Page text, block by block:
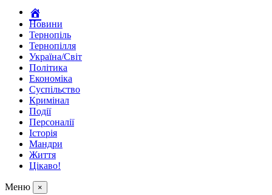
Новини
Тернопіль
Тернопілля
Україна/Світ
Політика
Економіка
Суспільство
Кримінал
Події
Персоналії
Історія
Мандри
Життя
Цікаво!
Меню ×